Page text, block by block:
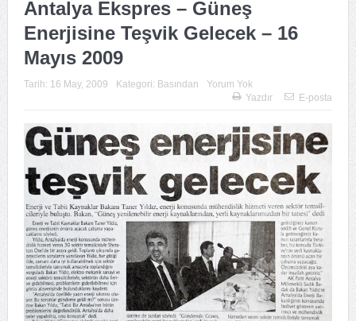
Antalya Ekspres – Güneş
Enerjisine Teşvik Gelecek – 16
Mayıs 2009
Tarih: 16 May, 2009 Kategori: Basından
Yorum Yok
Yazdır
E-posta